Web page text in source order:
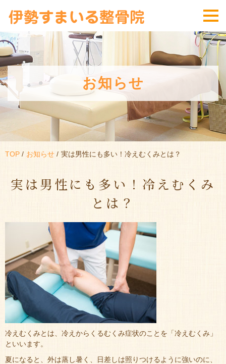
お知らせ
TOP お知らせ 実は男性にも多い！冷えむくみとは？
実は男性にも多い！冷えむくみ
とは？
冷えむくみとは、冷えからくるむくみ症状のことを「冷えむくみ」
といいます。
夏になると、外は蒸し暑く、日差しは照りつけるように強いのに、